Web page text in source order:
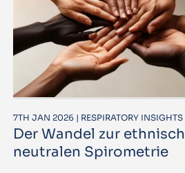
7TH JAN 2026 | RESPIRATORY INSIGHTS
Der Wandel zur ethnisch
neutralen Spirometrie